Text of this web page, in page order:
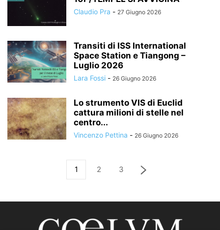
Claudio Pra - 27 Giugno 2026
Transiti di ISS International
Space Station e Tiangong –
Luglio 2026
Lara Fossi - 26 Giugno 2026
Lo strumento VIS di Euclid
cattura milioni di stelle nel
centro...
Vincenzo Pettina - 26 Giugno 2026
1 2 3